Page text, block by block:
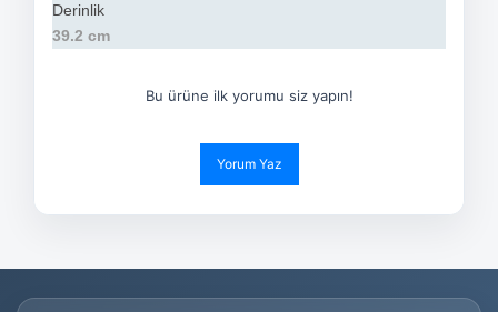
Derinlik
39.2 cm
Bu ürüne ilk yorumu siz yapın!
Yorum Yaz